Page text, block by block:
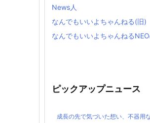
News人
なんでもいいよちゃんねる(旧)
なんでもいいよちゃんねる
ピックアップニュース
成長の先で気づいた想い、不器用